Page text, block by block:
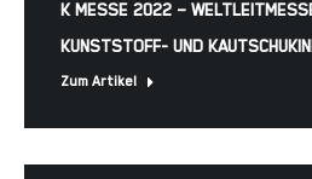
K MESSE 2022 –
KUNSTSTOFF- UND
Zum Artikel